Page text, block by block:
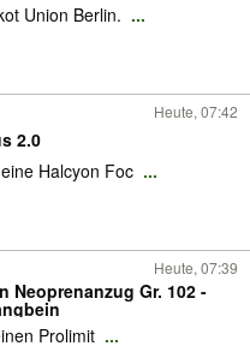
Union Berlin. ...
Heute, 07:42
2.0
Halcyon Foc ...
Heute, 07:39
Neoprenanzug Gr. 102 -
Prolimit ...